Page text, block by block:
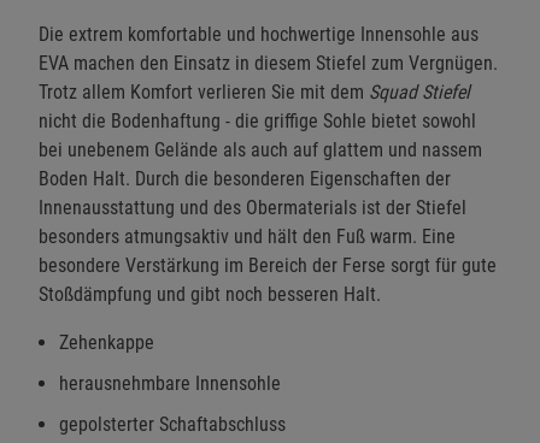
Die extrem komfortable und hochwertige Innensohle aus
EVA machen den Einsatz in diesem Stiefel zum Vergnügen.
Trotz allem Komfort verlieren Sie mit dem Squad Stiefel
nicht die Bodenhaftung - die griffige Sohle bietet sowohl
bei unebenem Gelände als auch auf glattem und nassem
Boden Halt. Durch die besonderen Eigenschaften der
Innenausstattung und des Obermaterials ist der Stiefel
besonders atmungsaktiv und hält den Fuß warm. Eine
besondere Verstärkung im Bereich der Ferse sorgt für gute
Stoßdämpfung und gibt noch besseren Halt.
Zehenkappe
herausnehmbare Innensohle
gepolsterter Schaftabschluss